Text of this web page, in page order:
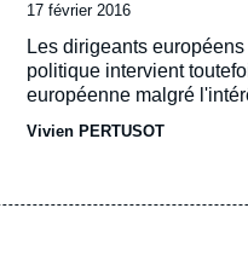
Date
de
publication
17 février 2016
Accroche
Les dirigeants
politique intervient
européenne malgré
Vivien PERTUSOT